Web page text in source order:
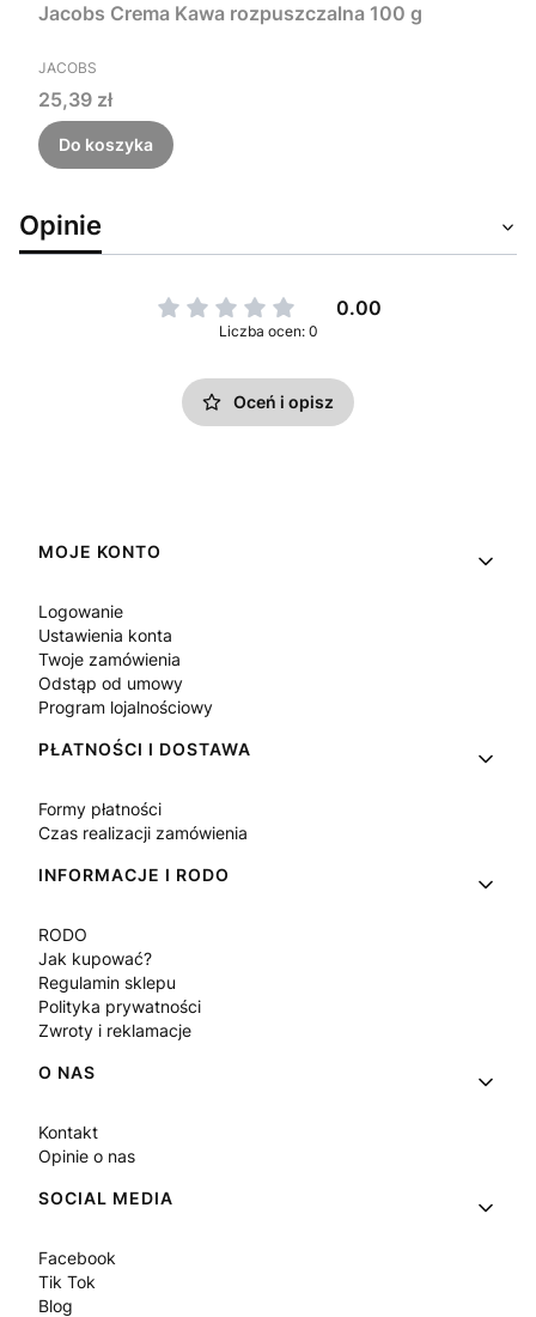
Jacobs Crema Kawa rozpuszczalna 100 g
PRODUCENT
JACOBS
Cena
25,39 zł
Do koszyka
Opinie
0.00
Liczba ocen: 0
Oceń i opisz
Linki w stopce
MOJE KONTO
Logowanie
Ustawienia konta
Twoje zamówienia
Odstąp od umowy
Program lojalnościowy
PŁATNOŚCI I DOSTAWA
Formy płatności
Czas realizacji zamówienia
INFORMACJE I RODO
RODO
Jak kupować?
Regulamin sklepu
Polityka prywatności
Zwroty i reklamacje
O NAS
Kontakt
Opinie o nas
SOCIAL MEDIA
Facebook
Tik Tok
Blog